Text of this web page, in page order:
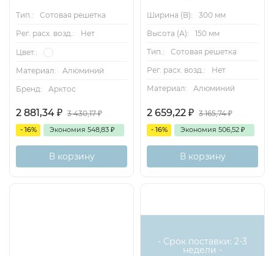
Тип.:
Сотовая решетка
Рег. расх. возд.:
Нет
Цвет.:
Материал:
Алюминий
Бренд:
Арктос
2 881,34 ₽ 3 430,17₽
- 16% Экономия 548,83 ₽
В корзину
Ширина (B):
300 мм
Высота (А):
150 мм
Тип.:
Сотовая решетка
Рег. расх. возд.:
Нет
Материал:
Алюминий
2 659,22 ₽ 3 165,74₽
- 16% Экономия 506,52 ₽
В корзину
- Срок поставки: 2-3
недели -